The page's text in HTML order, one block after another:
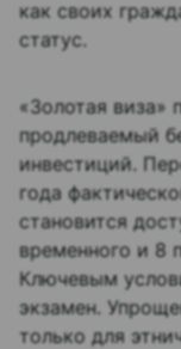
как своих
статус.
«Золотая виза»
продлеваемый
инвестиций.
года
становится
временного и 8
Ключевым
экзамен.
только для